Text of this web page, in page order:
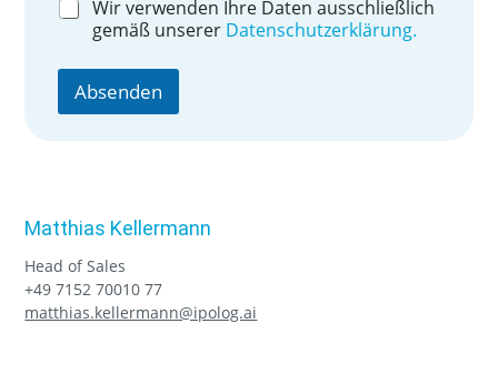
V
-
i
t
ä
n
d
n
Wir verwenden Ihre Daten ausschließlich
gemäß unserer Datenschutzerklärung.
Absenden
Matthias Kellermann
Head of Sales
+49 7152 70010 77
matthias.kellermann@ipolog.ai